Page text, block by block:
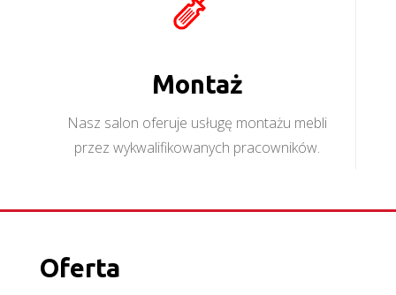
Montaż
Nasz salon oferuje usługę montażu mebli
przez wykwalifikowanych pracowników.
Oferta